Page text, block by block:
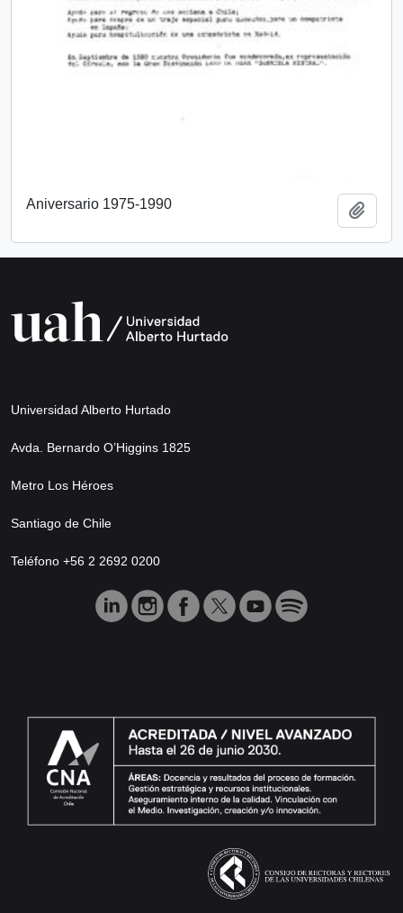
Aniversario 1975-1990
Universidad Alberto Hurtado
Avda. Bernardo O’Higgins 1825
Metro Los Héroes
Santiago de Chile
Teléfono +56 2 2692 0200